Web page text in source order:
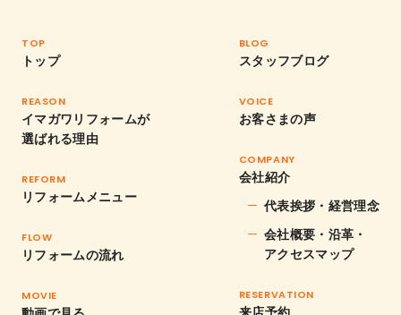
TOP
トップ
REASON
イマガワリフォームが
選ばれる理由
REFORM
リフォームメニュー
FLOW
リフォームの流れ
MOVIE
BLOG
スタッフブログ
VOICE
お客さまの声
COMPANY
会社紹介
代表挨拶・経営理念
会社概要・沿革・
アクセスマップ
RESERVATION
来店予約